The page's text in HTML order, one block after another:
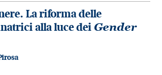
La riforma delle
alla luce deiGender